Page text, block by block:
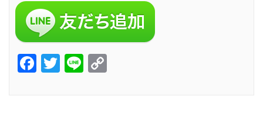
Facebook
Twitter
Line